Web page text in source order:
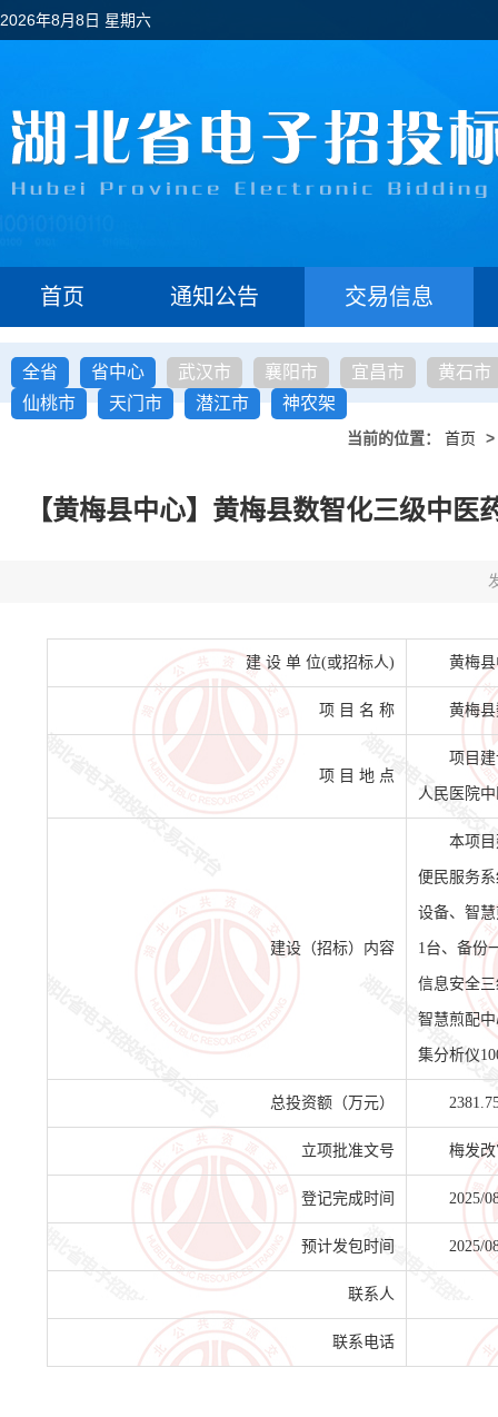
2026年8月8日 星期六
首页 通知公告 交易信息
全省 省中心 武汉市 襄阳市 宜昌市
黄石市
仙桃市
天门市 潜江市 神农架
当前的位置： 首页 >
【黄梅县中心】黄梅县数智化三级中
建 设 单 位(或招标人) 黄梅
项 目 名 称 黄梅
项 目 地 点
项目
人民医院
建设（招标）内容
本项
便民服务
设备、智
1台、备份
信息安全
智慧煎配
集分析仪
总投资额（万元）
立项批准文号 梅发改
登记完成时间 2025/
预计发包时间 2025/
联系人
联系电话